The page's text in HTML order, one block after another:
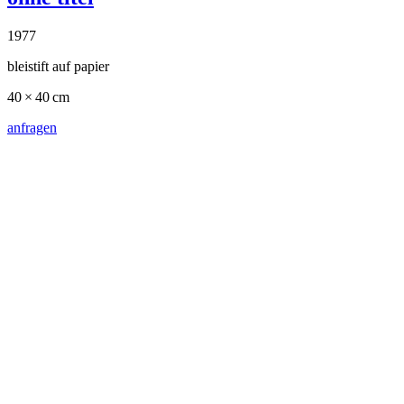
2014
acrylfarbe auf leinwand
200 × 270 cm
anfragen